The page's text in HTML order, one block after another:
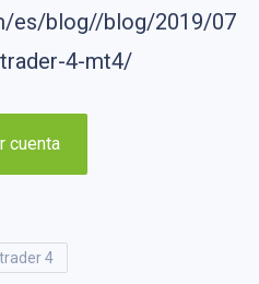
es/blog//blog/2019/07
4-mt4/
cuenta
4